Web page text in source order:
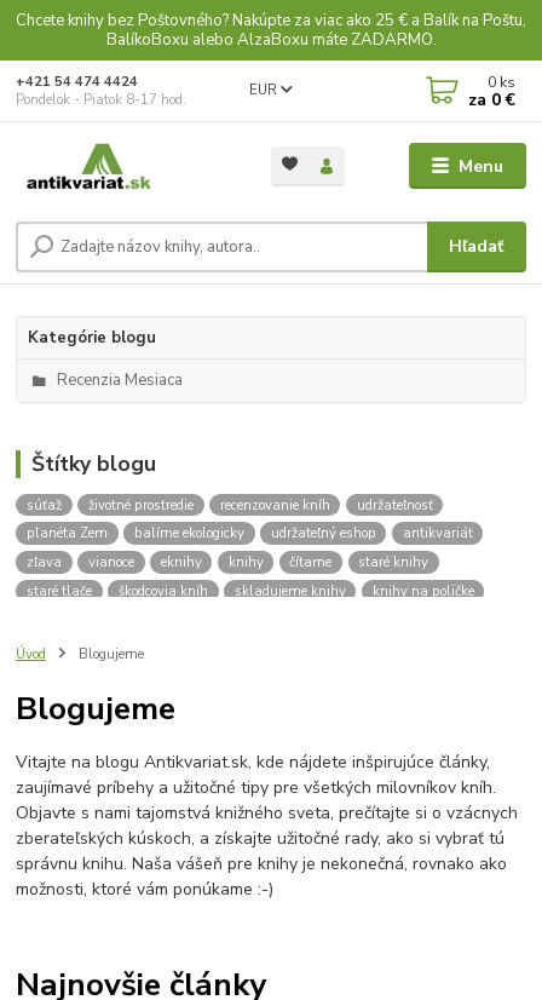
Chcete knihy bez Poštovného? Nakúpte za viac ako 25 € a Balík na Poštu,
BalíkoBoxu alebo AlzaBoxu máte ZADARMO.
Menu
EUR
Hľadať
+421 54 474 4424
Pondelok - Piatok 8-17 hod.
0 ks
za 0 €
Kategórie blogu
Recenzia Mesiaca
Štítky blogu
súťaž životné prostredie recenzovanie kníh
udržateľnosť
planéta Zem
balíme ekologicky udržateľný eshop
antikvariát
zľava
vianoce eknihy knihy čítame
staré knihy
staré tlače
škodcovia kníh skladujeme knihy
knihy na poličke
kvalitný život
deti
sóda bikarbona
mraznička
platobná brána
platba kartou
lokálna komunita
výročie antikvariátu
o nás
Antikvariát v Bardejove
Bardejovský antikvariát
knihy zadarmo zadarmo
Úvod Blogujeme
Blogujeme
Vitajte na blogu Antikvariat.sk, kde nájdete inšpirujúce články,
zaujímavé príbehy a užitočné tipy pre všetkých milovníkov kníh.
Objavte s nami tajomstvá knižného sveta, prečítajte si o vzácnych
zberateľských kúskoch, a získajte užitočné rady, ako si vybrať tú
správnu knihu. Naša vášeň pre knihy je nekonečná, rovnako ako
možnosti, ktoré vám ponúkame :-)
Najnovšie články